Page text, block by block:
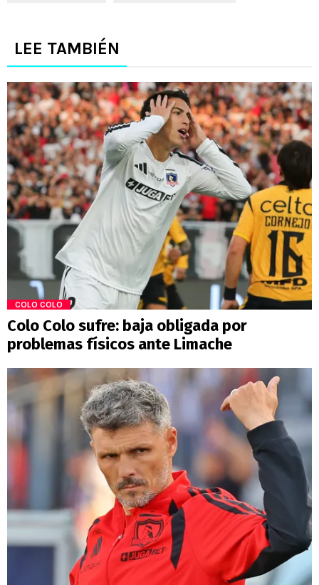
LEE TAMBIÉN
COLO COLO
Colo Colo sufre: baja obligada por
problemas físicos ante Limache